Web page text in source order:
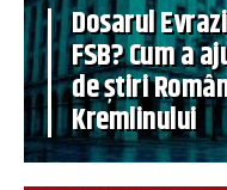
Dosarul
FSB? Cum a
de știri
Kremlinului